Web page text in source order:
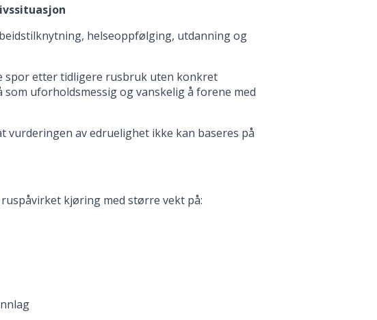
helseoppfølging, utdanning og
spor etter tidligere rusbruk uten konkret
uforholdsmessig og vanskelig å forene med
av edruelighet ikke kan baseres på
kjøring med større vekt på: